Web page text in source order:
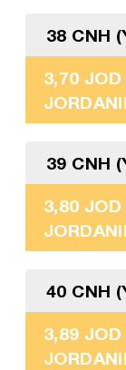
38 CNH
3,70 JOD
39 CNH
3,80 JOD
40 CNH
3,89 JOD